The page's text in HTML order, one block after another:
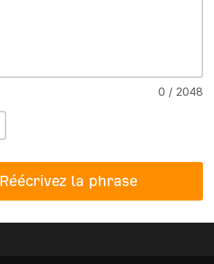
0 / 2048
Réécrivez la phrase